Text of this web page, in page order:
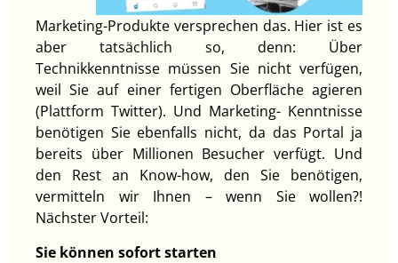
Marketing-Produkte versprechen das. Hier ist es
aber tatsächlich so, denn: Über
Technikkenntnisse müssen Sie nicht verfügen,
weil Sie auf einer fertigen Oberfläche agieren
(Plattform Twitter). Und Marketing- Kenntnisse
benötigen Sie ebenfalls nicht, da das Portal ja
bereits über Millionen Besucher verfügt. Und
den Rest an Know-how, den Sie benötigen,
vermitteln wir Ihnen – wenn Sie wollen?!
Nächster Vorteil:
Sie können sofort starten